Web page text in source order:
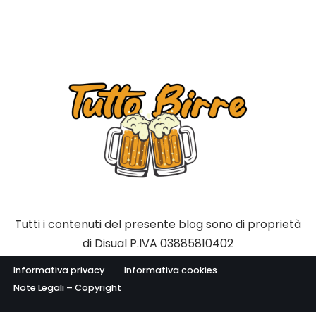
Tutti i contenuti del presente blog sono di proprietà
di Disual P.IVA 03885810402
Informativa privacy
Informativa cookies
Note Legali – Copyright